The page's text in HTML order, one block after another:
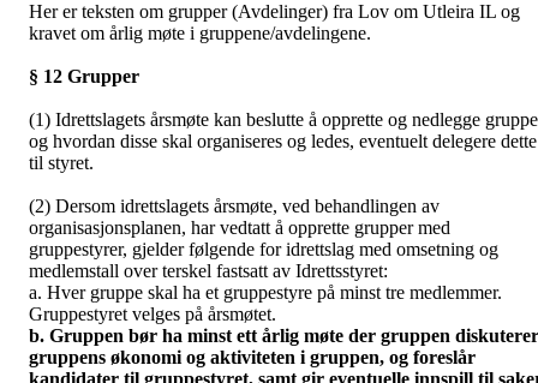
Her er teksten om grupper (Avdelinger) fra Lov om Utleira IL og
kravet om årlig møte i gruppene/avdelingene.
§ 12 Grupper
(1) Idrettslagets årsmøte kan beslutte å opprette og nedlegge
og hvordan disse skal organiseres og ledes, eventuelt delegere dette
til styret.
(2) Dersom idrettslagets årsmøte, ved behandlingen av
organisasjonsplanen, har vedtatt å opprette grupper med
gruppestyrer, gjelder følgende for idrettslag med omsetning og
medlemstall over terskel fastsatt av Idrettsstyret:
a. Hver gruppe skal ha et gruppestyre på minst tre medlemmer.
Gruppestyret velges på årsmøtet.
b. Gruppen bør ha minst ett årlig møte der gruppen diskuterer
gruppens økonomi og aktiviteten i gruppen, og foreslår
kandidater til gruppestyret, samt gir eventuelle innspill til